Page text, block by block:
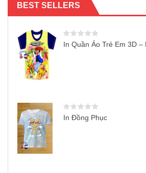
BEST SELLERS
In Quần Áo Trẻ Em 3D –
In Đồng Phục